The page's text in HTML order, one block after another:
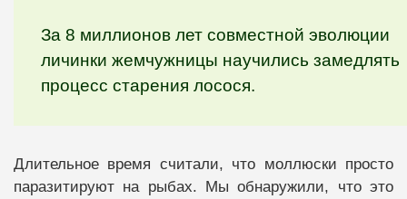
За 8 миллионов лет совместной эволюции
личинки жемчужницы научились замедлять
процесс старения лосося.
Длительное время считали, что моллюски просто
паразитируют на рыбах. Мы обнаружили, что это